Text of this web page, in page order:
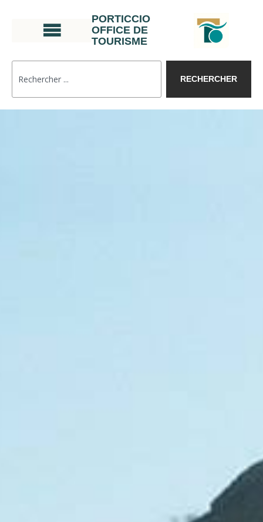
PORTICCIO
OFFICE DE
TOURISME
RECHERCHER